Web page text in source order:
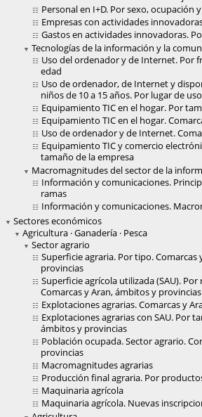
Personal en I+D. Por sexo, ocupación
Empresas con actividades
Gastos en actividades innovadoras.
Tecnologías de la información y la
Uso del ordenador y de Internet. Por
edad
Uso de ordenador, de Internet y
niños de 10 a 15 años. Por lugar de uso
Equipamiento TIC en el hogar. Por
Equipamiento TIC en el hogar.
Uso de ordenador y de Internet.
Equipamiento TIC y comercio
tamaño de la empresa
Macromagnitudes del sector de la
Información y comunicaciones.
ramas
Información y comunicaciones.
Sectores económicos
Agricultura · Ganadería · Pesca
Sector agrario
Superficie agraria. Por tipo. Comarcas
provincias
Superficie agrícola utilizada (SAU).
Comarcas y Aran, ámbitos y provincias
Explotaciones agrarias. Comarcas y
Explotaciones agrarias con SAU. Por
ámbitos y provincias
Población ocupada. Sector agrario.
provincias
Macromagnitudes agrarias
Producción final agraria. Por
Maquinaria agrícola
Maquinaria agrícola. Nuevas